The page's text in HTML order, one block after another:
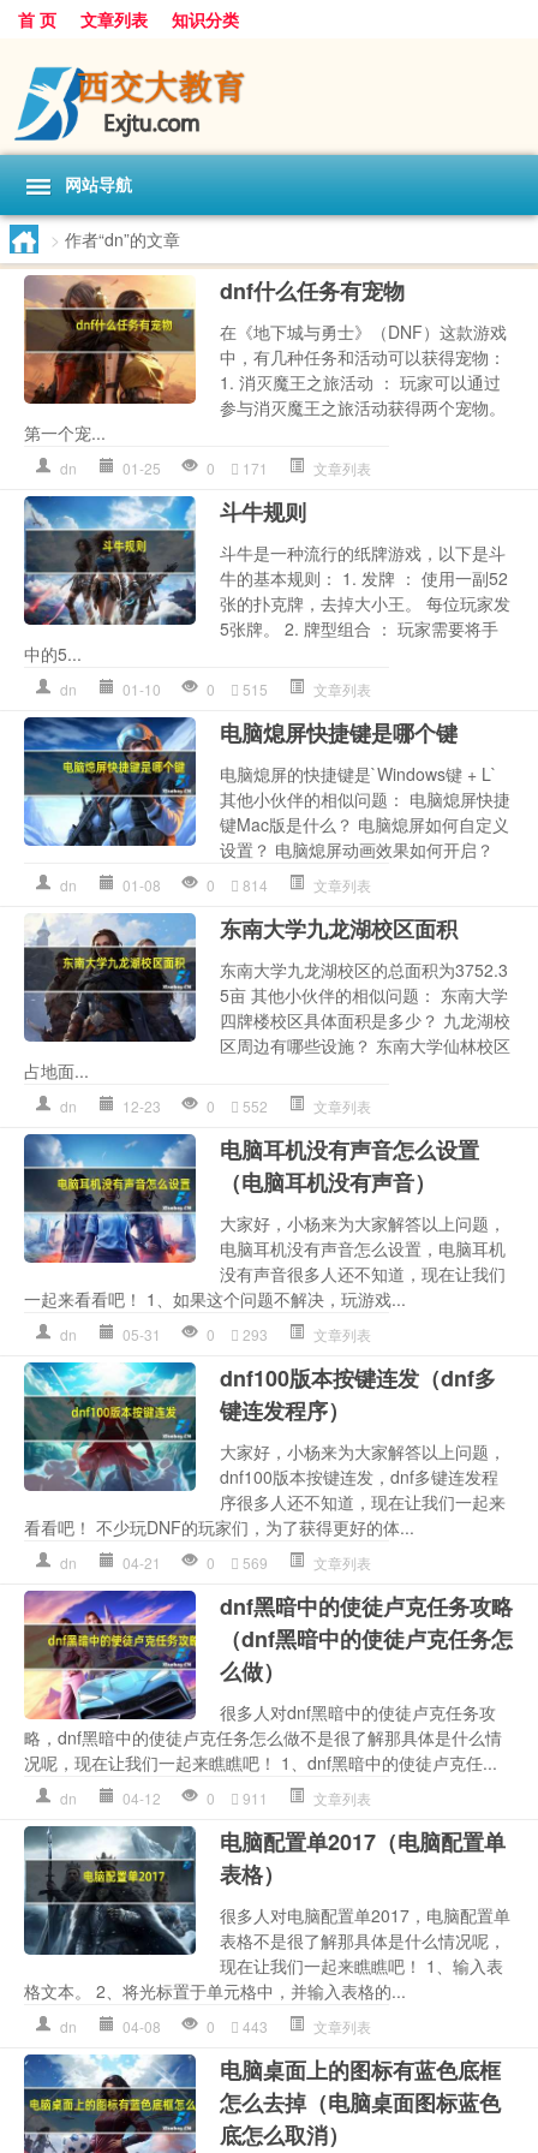
首 页 文章列表 知识分类
网站导航
> 作者“dn”的文章
dnf什么任务有宠物
在《地下城与勇士》（DNF）这款游戏
中，有几种任务和活动可以获得宠物：
1. 消灭魔王之旅活动 ： 玩家可以通过
参与消灭魔王之旅活动获得两个宠物。
第一个宠...
dn 01-25 0 171 文章列表
斗牛规则
斗牛是一种流行的纸牌游戏，以下是斗
牛的基本规则： 1. 发牌 ： 使用一副52
张的扑克牌，去掉大小王。 每位玩家发
5张牌。 2. 牌型组合 ： 玩家需要将手
中的5...
dn 01-10 0 515 文章列表
电脑熄屏快捷键是哪个键
电脑熄屏的快捷键是`Windows键 + L`
其他小伙伴的相似问题： 电脑熄屏快捷
键Mac版是什么？ 电脑熄屏如何自定义
设置？ 电脑熄屏动画效果如何开启？
dn 01-08 0 814 文章列表
东南大学九龙湖校区面积
东南大学九龙湖校区的总面积为3752.3
5亩 其他小伙伴的相似问题： 东南大学
四牌楼校区具体面积是多少？ 九龙湖校
区周边有哪些设施？ 东南大学仙林校区
占地面...
dn 12-23 0 552 文章列表
电脑耳机没有声音怎么设置
（电脑耳机没有声音）
大家好，小杨来为大家解答以上问题，
电脑耳机没有声音怎么设置，电脑耳机
没有声音很多人还不知道，现在让我们
一起来看看吧！ 1、如果这个问题不解决，玩游戏...
dn 05-31 0 293 文章列表
dnf100版本按键连发（dnf多
键连发程序）
大家好，小杨来为大家解答以上问题，
dnf100版本按键连发，dnf多键连发程
序很多人还不知道，现在让我们一起来
看看吧！ 不少玩DNF的玩家们，为了获得更好的体...
dn 04-21 0 569 文章列表
dnf黑暗中的使徒卢克任务攻略
（dnf黑暗中的使徒卢克任务怎
么做）
很多人对dnf黑暗中的使徒卢克任务攻
略，dnf黑暗中的使徒卢克任务怎么做不是很了解那具体是什么情
况呢，现在让我们一起来瞧瞧吧！ 1、dnf黑暗中的使徒卢克任...
dn 04-12 0 911 文章列表
电脑配置单2017（电脑配置单
表格）
很多人对电脑配置单2017，电脑配置单
表格不是很了解那具体是什么情况呢，
现在让我们一起来瞧瞧吧！ 1、输入表
格文本。 2、将光标置于单元格中，并输入表格的...
dn 04-08 0 443 文章列表
电脑桌面上的图标有蓝色底框
怎么去掉（电脑桌面图标蓝色
底怎么取消）